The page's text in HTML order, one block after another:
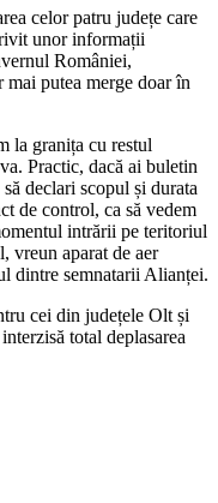
celor patru județe care
unor informații
României,
putea merge doar în
la granița cu restul
Practic, dacă ai buletin
declari scopul și durata
de control, ca să vedem
intrării pe teritoriul
vreun aparat de aer
dintre semnatarii Alianței.
cei din județele Olt și
total deplasarea